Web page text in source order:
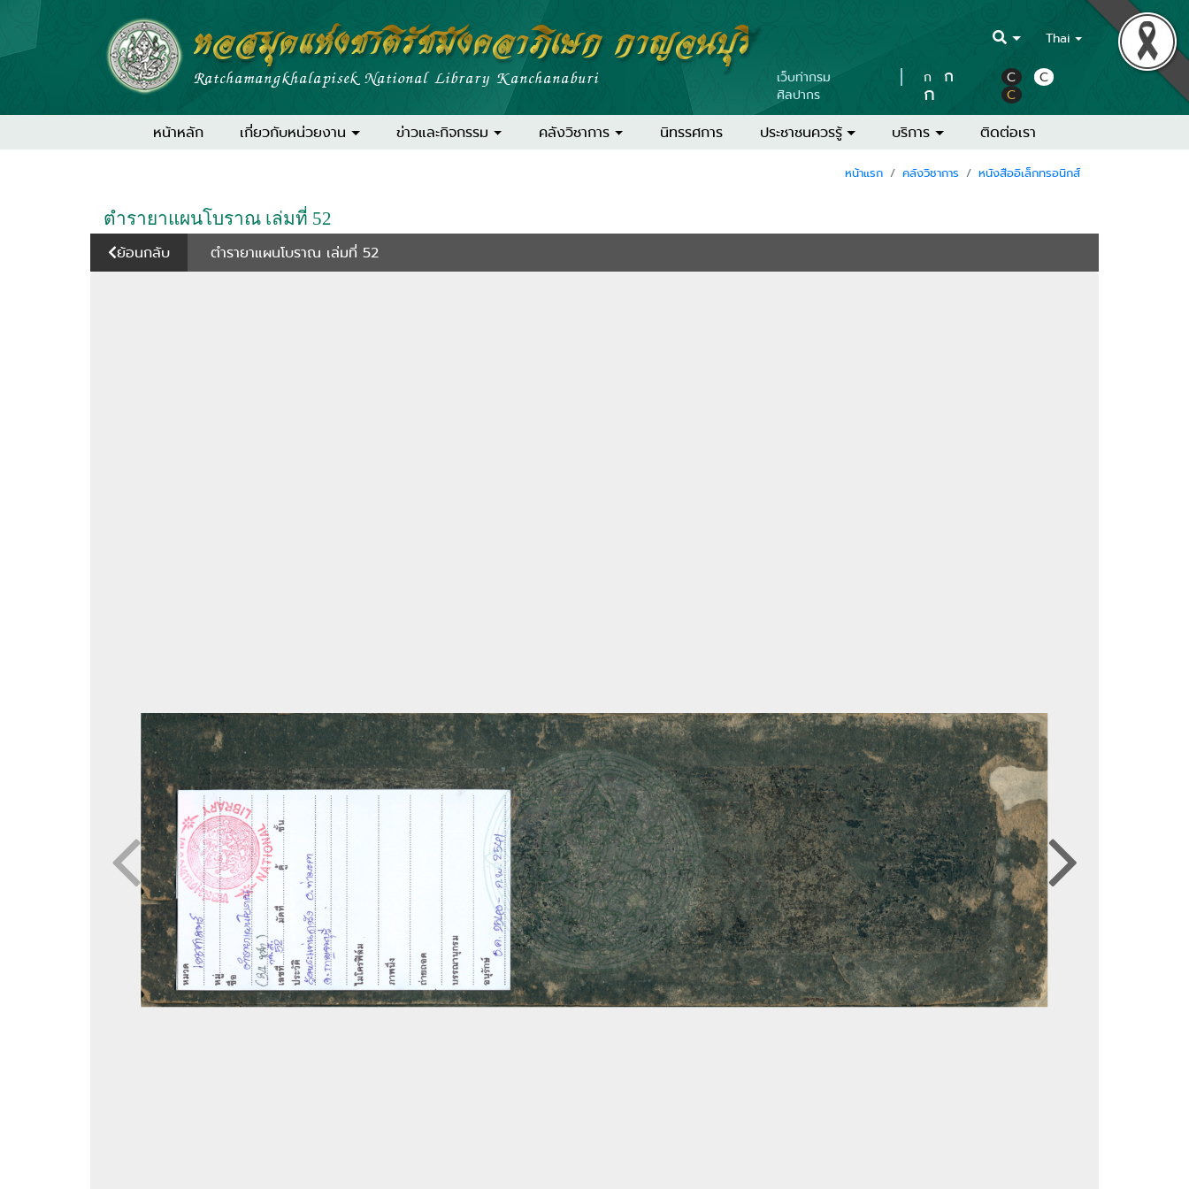
หอสมุดแห่งชาติรัชมังคลาภิเษก กาญจนบุรี
Ratchamangkhalapisek National Library Kanchanaburi
Thai
เว็บท่ากรม
ศิลปากร
ก ก
ก
C
C
C
หน้าหลัก เกี่ยวกับหน่วยงาน ข่าวและกิจกรรม คลังวิชาการ นิทรรศการ ประชาชนควรรู้ บริการ ติดต่อเรา
หน้าแรก คลังวิชาการ หนังสืออิเล็กทรอนิกส์
ตำรายาแผนโบราณ เล่มที่ 52
ย้อนกลับ
ตำรายาแผนโบราณ เล่มที่ 52